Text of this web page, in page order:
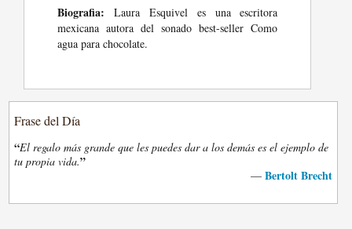
Biografia: Laura Esquivel es una escritora
mexicana autora del sonado best-seller Como
agua para chocolate.
Frase del Día
“El regalo más grande que les puedes dar a los demás es el ejemplo de
tu propia vida.”
— Bertolt Brecht